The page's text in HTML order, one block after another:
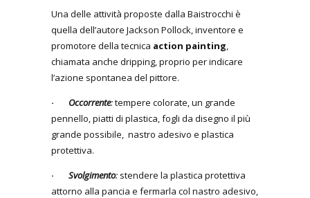
Una delle attività proposte dalla Baistrocchi è
quella dell’autore Jackson Pollock, inventore e
promotore della tecnica action painting,
chiamata anche dripping, proprio per indicare
l’azione spontanea del pittore.
·
Occorrente:tempere colorate, un grande
pennello, piatti di plastica, fogli da disegno il più
grande possibile, nastro adesivo e plastica
protettiva.
·
Svolgimento: stendere la plastica protettiva
attorno alla pancia e fermarla col nastro adesivo,